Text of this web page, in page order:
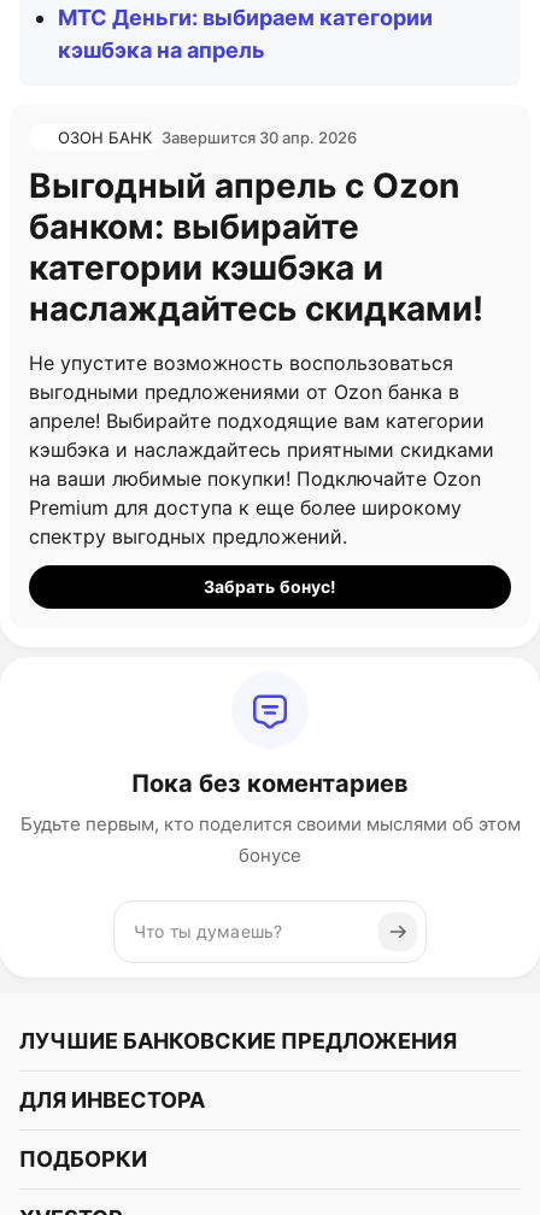
МТС Деньги: выбираем категории
кэшбэка на апрель
ОЗОН БАНК Завершится 30 апр. 2026
Выгодный апрель с Ozon
банком: выбирайте
категории кэшбэка и
наслаждайтесь скидками!
Не упустите возможность воспользоваться
выгодными предложениями от Ozon банка в
апреле! Выбирайте подходящие вам категории
кэшбэка и наслаждайтесь приятными скидками
на ваши любимые покупки! Подключайте Ozon
Premium для доступа к еще более широкому
спектру выгодных предложений.
Забрать бонус!
Пока без коментариев
Будьте первым, кто поделится своими мыслями об этом
бонусе
ЛУЧШИЕ БАНКОВСКИЕ ПРЕДЛОЖЕНИЯ
Альфа-Банк
СБЕР
ДЛЯ ИНВЕСТОРА
Курс акций
ПОДБОРКИ